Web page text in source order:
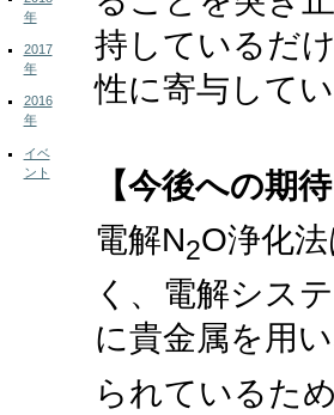
年
2017
年
2016
年
イベ
ント
持しているだ
性に寄与して
【今後への期待
電解N2O浄化
く、電解シス
に貴金属を用
られているた